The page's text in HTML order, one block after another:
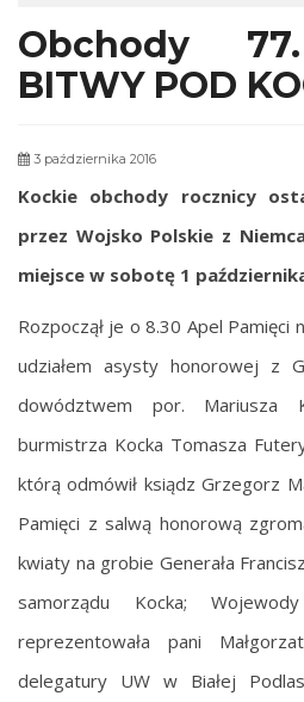
Obchody
BITWY POD
3 października 2016
Kockie obchody rocznicy
przez Wojsko Polskie z
miejsce w sobotę 1
Rozpoczął je o 8.30 Apel Pamięci
udziałem asysty honorowej z
dowództwem por. Mariusza
burmistrza Kocka Tomasza
którą odmówił ksiądz Grzegorz
Pamięci z salwą honorową
kwiaty na grobie Generała
samorządu Kocka;
reprezentowała pani
delegatury UW w Białej